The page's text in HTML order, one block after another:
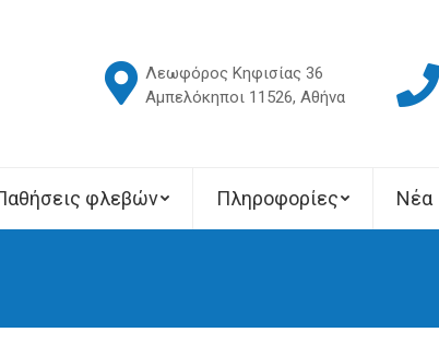
Λεωφόρος Κηφισίας 36
Αμπελόκηποι 11526, Αθήνα
φλεβών Πληροφορίες Νέα